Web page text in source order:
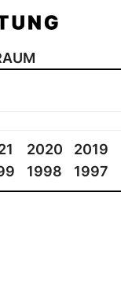
2020 2019
1998 1997